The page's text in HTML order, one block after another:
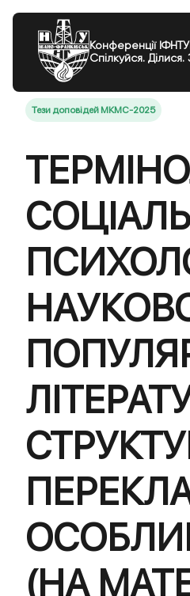
Конференції
Спілкуйся.
Тези доповідей МКМС-2025
(НА